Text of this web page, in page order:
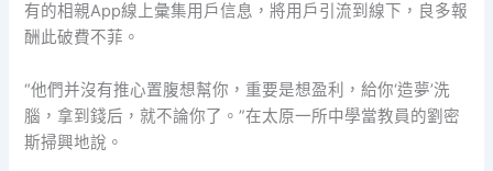
有的相親App線上彙集用戶信息，將用戶引流到線下，良多報
酬此破費不菲。
“他們并沒有推心置腹想幫你，重要是想盈利，給你‘造夢’洗
腦，拿到錢后，就不論你了。”在太原一所中學當教員的劉密
斯掃興地說。